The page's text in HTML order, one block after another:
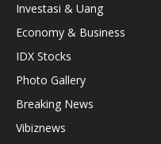
Investasi & Uang
Economy & Business
IDX Stocks
Photo Gallery
Breaking News
Vibiznews